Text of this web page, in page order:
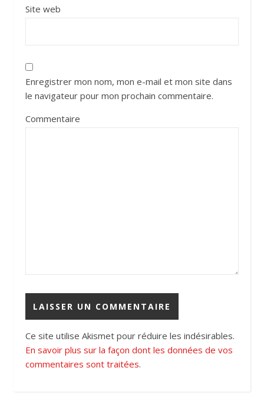
Site web
Enregistrer mon nom, mon e-mail et mon site dans
le navigateur pour mon prochain commentaire.
Commentaire
Ce site utilise Akismet pour réduire les indésirables.
En savoir plus sur la façon dont les données de vos
commentaires sont traitées.